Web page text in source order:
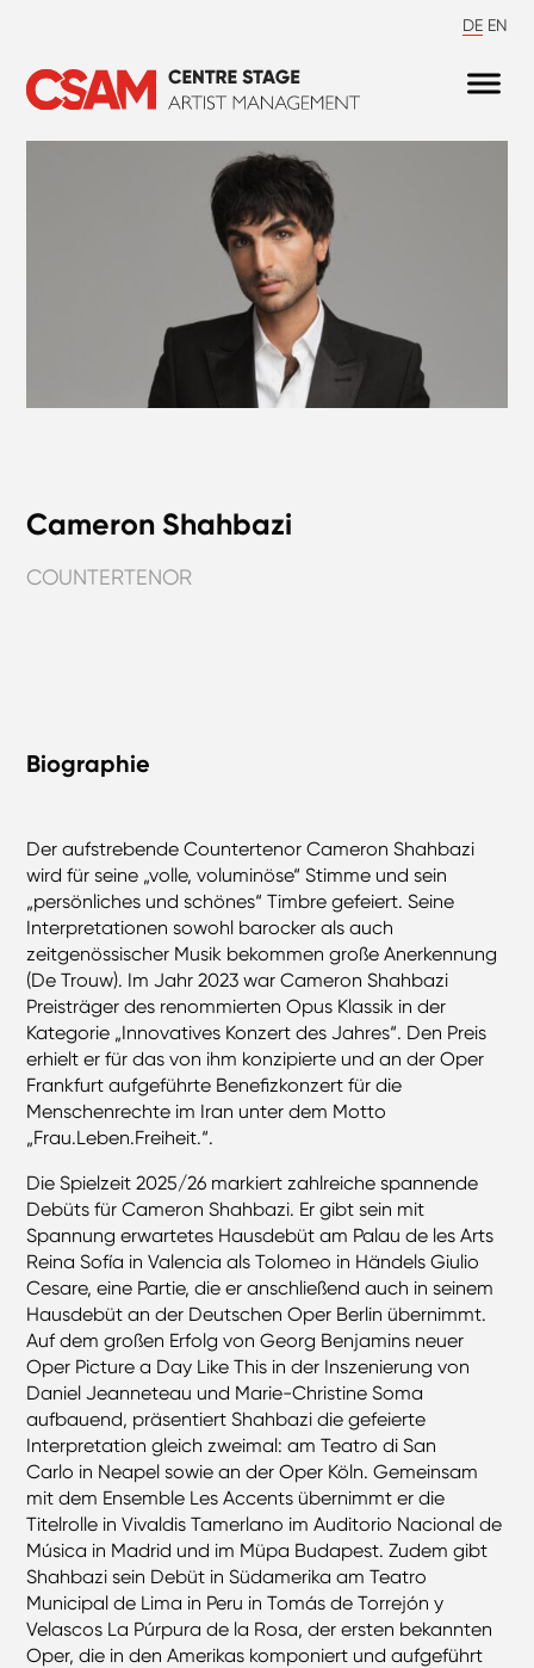
DE EN
Cameron Shahbazi
COUNTERTENOR
Biographie
Der aufstrebende Countertenor Cameron Shahbazi
wird für seine „volle, voluminöse“ Stimme und sein
„persönliches und schönes“ Timbre gefeiert. Seine
Interpretationen sowohl barocker als auch
zeitgenössischer Musik bekommen große Anerkennung
(De Trouw). Im Jahr 2023 war Cameron Shahbazi
Preisträger des renommierten Opus Klassik in der
Kategorie „Innovatives Konzert des Jahres“. Den Preis
erhielt er für das von ihm konzipierte und an der Oper
Frankfurt aufgeführte Benefizkonzert für die
Menschenrechte im Iran unter dem Motto
„Frau.Leben.Freiheit.“.
Die Spielzeit 2025/26 markiert zahlreiche spannende
Debüts für Cameron Shahbazi. Er gibt sein mit
Spannung erwartetes Hausdebüt am Palau de les Arts
Reina Sofía in Valencia als Tolomeo in Händels Giulio
Cesare, eine Partie, die er anschließend auch in seinem
Hausdebüt an der Deutschen Oper Berlin übernimmt.
Auf dem großen Erfolg von Georg Benjamins neuer
Oper Picture a Day Like This in der Inszenierung von
Daniel Jeanneteau und Marie-Christine Soma
aufbauend, präsentiert Shahbazi die gefeierte
Interpretation gleich zweimal: am Teatro di San
Carlo in Neapel sowie an der Oper Köln. Gemeinsam
mit dem Ensemble Les Accents übernimmt er die
Titelrolle in Vivaldis Tamerlano im Auditorio Nacional de
Música in Madrid und im Müpa Budapest. Zudem gibt
Shahbazi sein Debüt in Südamerika am Teatro
Municipal de Lima in Peru in Tomás de Torrejón y
Velascos La Púrpura de la Rosa, der ersten bekannten
Oper, die in den Amerikas komponiert und aufgeführt